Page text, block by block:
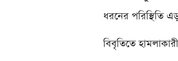
ধরনের পরিস্থিতি
বিবৃতিতে